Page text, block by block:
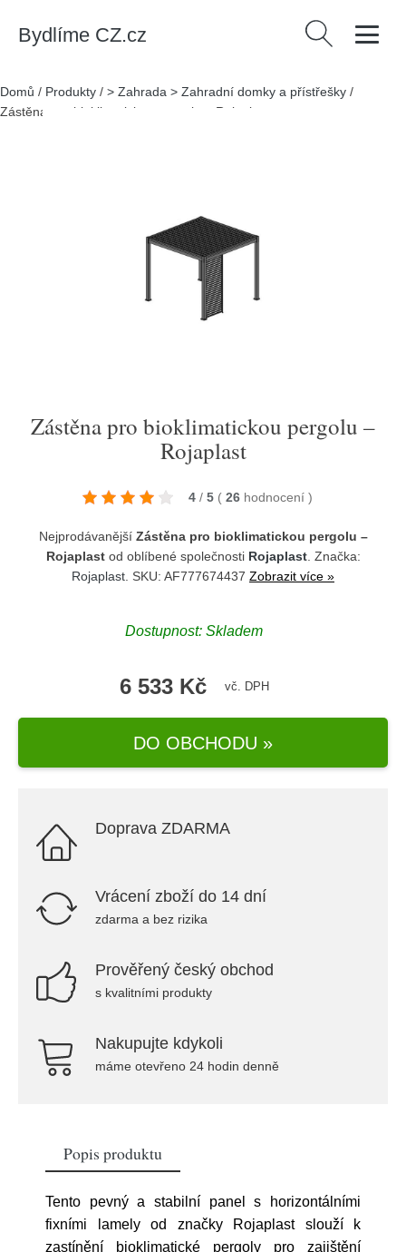
Bydlíme CZ.cz Vyhledávání
Domů / Produkty / > Zahrada > Zahradní domky a přístřešky /
Zástěna pro bioklimatickou pergolu – Rojaplast
Zástěna pro bioklimatickou pergolu –
Rojaplast
4 / 5 ( 26 hodnocení )
Nejprodávanější Zástěna pro bioklimatickou pergolu –
Rojaplastod oblíbené společnosti Rojaplast. Značka:
Rojaplast . SKU: AF777674437 Zobrazit více »
Dostupnost: Skladem
6 533 Kč vč. DPH
DO OBCHODU »
Doprava ZDARMA
Vrácení zboží do 14 dní
zdarma a bez rizika
Prověřený český obchod
s kvalitními produkty
Nakupujte kdykoli
máme otevřeno 24 hodin denně
Popis produktu
Tento pevný a stabilní panel s horizontálními
fixními lamely od značky Rojaplast slouží k
zastínění bioklimatické pergoly pro zajištění